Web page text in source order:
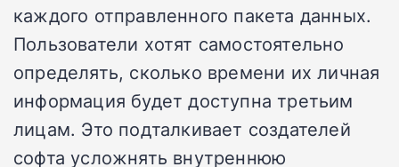
каждого отправленного пакета данных.
Пользователи хотят самостоятельно
определять, сколько времени их личная
информация будет доступна третьим
лицам. Это подталкивает создателей
софта усложнять внутреннюю